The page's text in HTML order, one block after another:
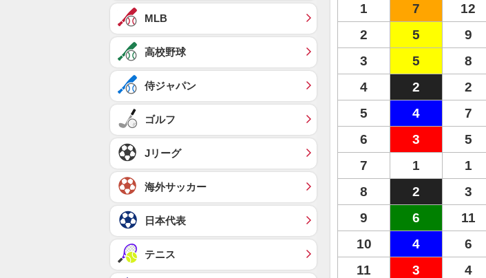
1 7 12
2
5 9
3
5 8
4
2 2
5
4 7
6
3 5
7
1 1
8
2 3
9
6 11
10
4 6
11
3 4
MLB
高校野球
侍ジャパン
ゴルフ
Jリーグ
海外サッカー
日本代表
テニス